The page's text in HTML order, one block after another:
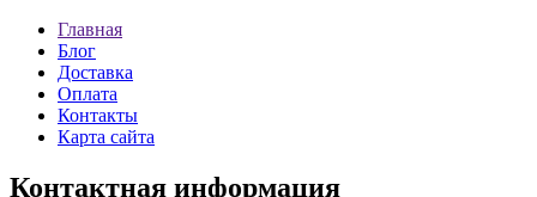
Главная
Блог
Доставка
Оплата
Контакты
Карта сайта
Контактная информация